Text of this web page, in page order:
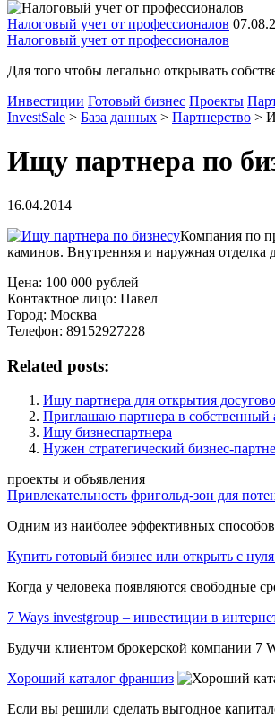
Налоговый учет от профессионалов
Налоговый учет от профессионалов
Для того чтобы легально открывать
Инвестиции Готовый бизнес Проекты
InvestSale > База данных > Партнерство >
Ищу партнера по
16.04.2014
Компания по
каминов. Внутренняя и наружная отделка
Цена: 100 000 рублей
Контактное лицо: Павел
Город: Москва
Телефон: 89152927228
Related posts:
Ищу партнера для открытия
Приглашаю партнера в собственный
Ищу бизнеспартнера
Нужен стратегический бизнес-
проекты и объявления
Привлекательность фригольд-зон для
Одним из наиболее эффективных
Купить готовый бизнес или открыть с
Когда у человека появляются свободные
7 Ways investgroup – инвестиции в
Будучи клиентом брокерской компании 7
Хороший каталог франшиз
Если вы решили сделать выгодное